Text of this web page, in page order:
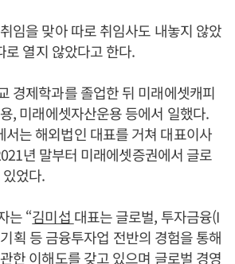
임을 맞아 따로 취임사도 내놓지 않았
로 열지 않았다고 한다.
경제학과를 졸업한 뒤 미래에셋캐피
, 미래에셋자산운용 등에서 일했다.
서는 해외법인 대표를 거쳐 대표이사
년 말부터 미래에셋증권에서 글로
었다.
는 “김미섭 대표는 글로벌, 투자금융(I
획 등 금융투자업 전반의 경험을 통해
한 이해도를 갖고 있으며 글로벌 경영